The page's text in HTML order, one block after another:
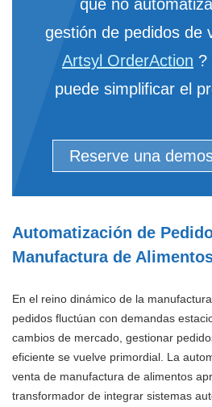
qué no
gestión de pedidos de
Artsyl OrderAction ?
puede simplificar el
Reserve una
Automatización de
Manufactura de
En el reino dinámico de la
pedidos fluctúan con demandas
cambios de mercado, gestionar
eficiente se vuelve primordial. La
venta de manufactura de alimentos
transformador de integrar sistemas